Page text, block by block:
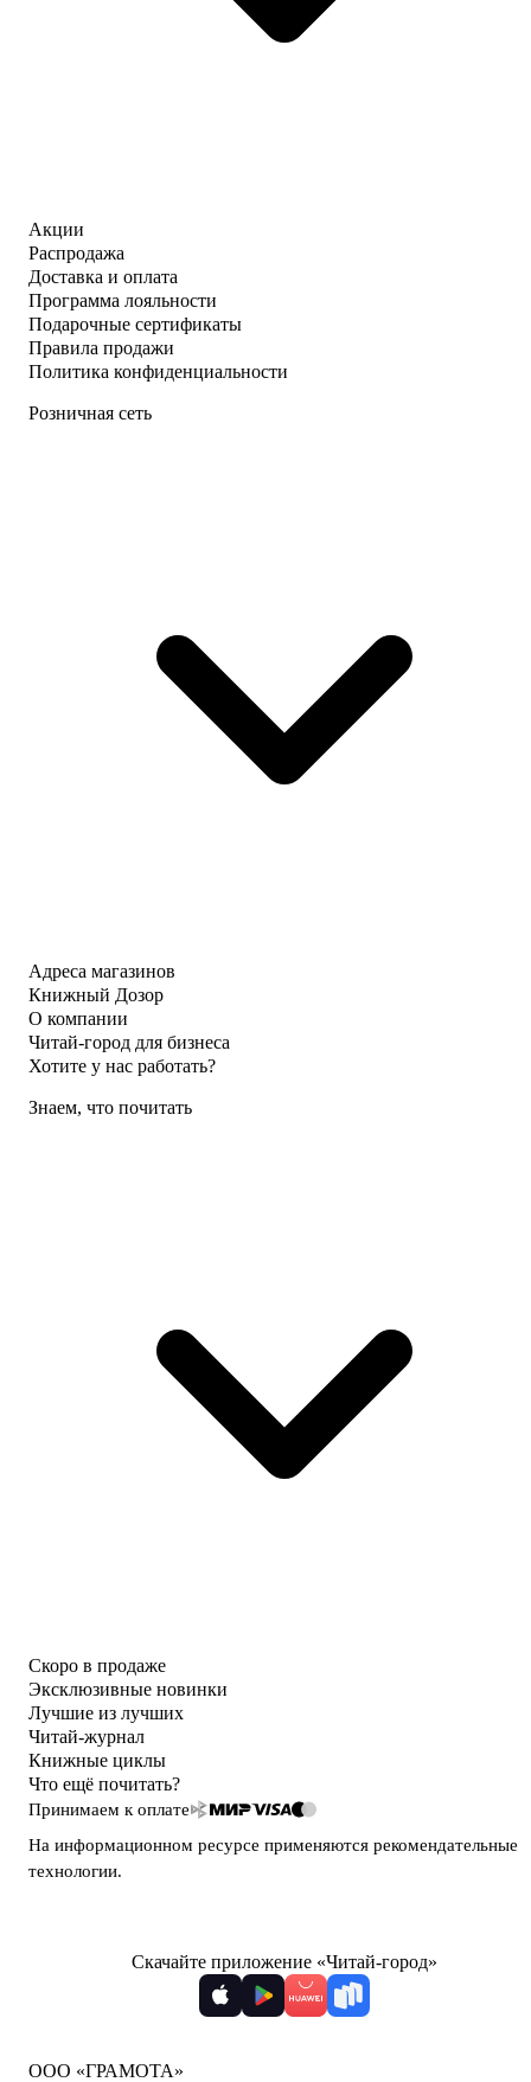
Акции
Распродажа
Доставка и оплата
Программа лояльности
Подарочные сертификаты
Правила продажи
Политика конфиденциальности
Розничная сеть
Адреса магазинов
Книжный Дозор
О компании
Читай-город для бизнеса
Хотите у нас работать?
Знаем, что почитать
Скоро в продаже
Эксклюзивные новинки
Лучшие из лучших
Читай-журнал
Книжные циклы
Что ещё почитать?
Принимаем к оплате
На информационном ресурсе применяются рекомендательные
технологии.
Скачайте приложение «Читай-город»
ООО «ГРАМОТА»